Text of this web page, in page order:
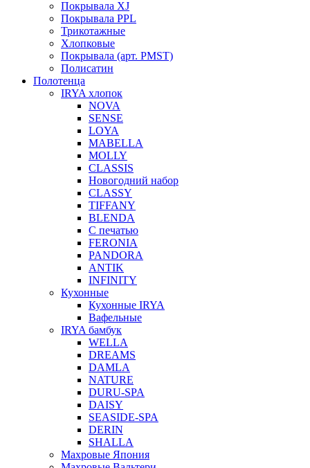
Покрывала XJ
Покрывала PPL
Трикотажные
Хлопковые
Покрывала (арт. PMST)
Полисатин
Полотенца
IRYA хлопок
NOVA
SENSE
LOYA
MABELLA
MOLLY
CLASSIS
Новогодний набор
CLASSY
TIFFANY
BLENDA
С печатью
FERONIA
PANDORA
ANTIK
INFINITY
Кухонные
Кухонные IRYA
Вафельные
IRYA бамбук
WELLA
DREAMS
DAMLA
NATURE
DURU-SPA
DAISY
SEASIDE-SPA
DERIN
SHALLA
Махровые Япония